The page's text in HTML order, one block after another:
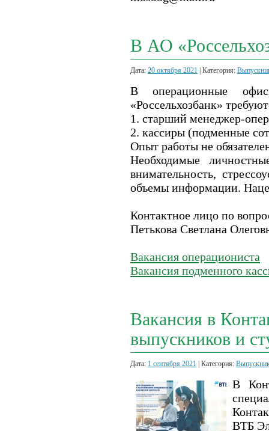
В АО
Дата: 20 октября 2021 | Категория:
В операционные
«Россельхозбанк»
1. старший менеджер-
2. кассиры (подменные
Опыт работы не
Необходимые
внимательность,
объемы информации.
Контактное лицо по
Петькова Светлана
Вакансия операциониста
Вакансия подменного
Вакансия в
выпускников и
Дата: 1 сентября 2021 | Категория:
В
ВТБ